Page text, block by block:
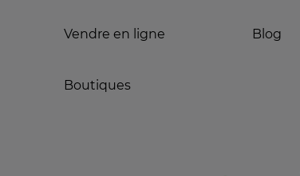
Vendre en ligne
Boutiques
Blog